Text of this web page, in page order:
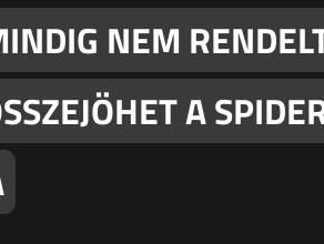
NEM
A